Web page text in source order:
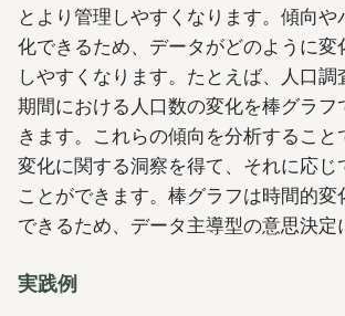
とより管理しやすくなります。傾向や
化できるため、データがどのように変
しやすくなります。たとえば、人口調
期間における人口数の変化を棒グラフ
きます。これらの傾向を分析すること
変化に関する洞察を得て、それに応じ
ことができます。棒グラフは時間的変
できるため、データ主導型の意思決定
実践例